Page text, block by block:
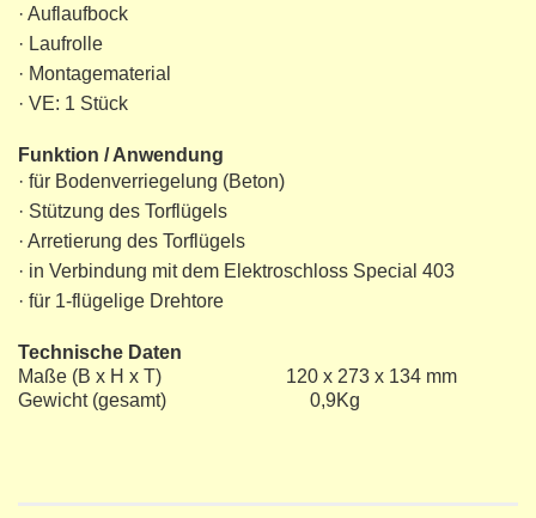
· Auflaufbock
· Laufrolle
· Montagematerial
· VE: 1 Stück
Funktion / Anwendung
· für Bodenverriegelung (Beton)
· Stützung des Torflügels
· Arretierung des Torflügels
· in Verbindung mit dem Elektroschloss Special 403
· für 1-flügelige Drehtore
Technische Daten
Maße (B x H x T) 120 x 273 x 134 mm
Gewicht (gesamt) 0,9Kg